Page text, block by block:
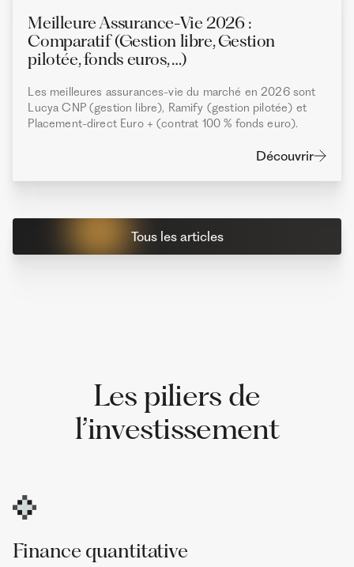
Meilleure Assurance-Vie 2026 :
Comparatif (Gestion libre, Gestion
pilotée, fonds euros, …)
Les meilleures assurances-vie du marché en 2026 sont
Lucya CNP (gestion libre), Ramify (gestion pilotée) et
Placement-direct Euro + (contrat 100 % fonds euro).
Découvrir
Tous les articles
Les piliers de
l’investissement
Finance quantitative